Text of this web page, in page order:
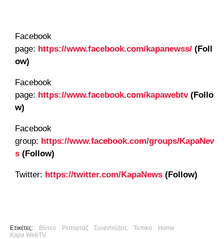
Facebook
page: https://www.facebook.com/kapanewss/ (Foll
ow)
Facebook
page: https://www.facebook.com/kapawebtv(Follo
w)
Facebook
group: https://www.facebook.com/groups/KapaNew
s (Follow)
Twitter: https://twitter.com/KapaNews (Follow)
Ετικέτες: Βίντεο Ρεπορτάζ Συνεντεύξεις Τοπικά
Home
Kapa WebTV